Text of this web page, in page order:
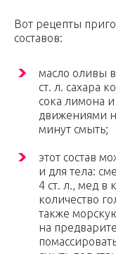
Вот рецепты
составов:
масло оливы в
ст. л. сахара
сока лимона
движениями
минут смыть;
этот состав
и для тела:
4 ст. л., мед в
количество
также
на